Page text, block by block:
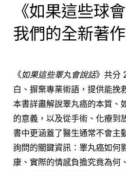
《如果這些球
我們的全新著
《如果這些睪丸會說話》共分
白、摒棄專業術語，提供能挽
本書詳盡解說睪丸癌的本質、
的意義，以及從手術、化療到
書中更涵蓋了醫生通常不會主
詢問的關鍵資訊：睪丸癌如何
康、實際的情感負擔究竟為何